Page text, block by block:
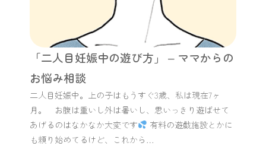
「二人目妊娠中の遊び方」 – ママからの
お悩み相談
二人目妊娠中。上の子はもうすぐ3歳、私は現在7ヶ
月。 お腹は重いし外は暑いし、思いっきり遊ばせて
あげるのはなかなか大変です
有料の遊戯施設とかに
も頼り始めてるけど、これから…